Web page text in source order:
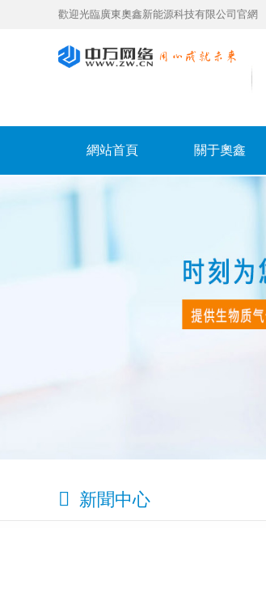
歡迎光臨廣東奧鑫新能源科技有限公司官網
網站首頁 關于奧鑫
新聞中心